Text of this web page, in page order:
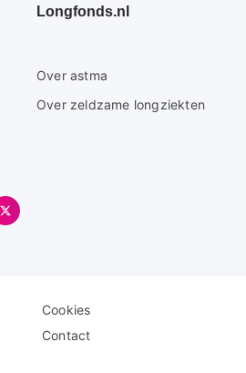
Longfonds.nl
Over astma
Over zeldzame longziekten
Cookies
Contact